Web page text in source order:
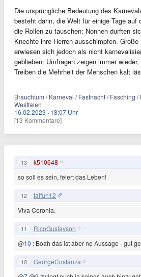
Die ursprüngliche Bedeutung des
besteht darin, die Welt für einige Tage auf
die Rollen zu tauschen: Nonnen durften
Knechte ihre Herren ausschimpfen.
erwiesen sich jedoch als nicht
geblieben: Umfragen zeigen immer
Treiben die Mehrheit der Menschen kalt
Brauchtum / Karneval / Fastnacht / Fasching
Westfalen
16.02.2023 · 18:07 Uhr
[13 Kommentare]
13 k510648
so soll es sein, feiert das Leben!
12 taifun12
Viva Coronia.
11 RicoGustavson
@10 : Boah das ist aber ne Aussage - gut
10 GeorgeCostanza